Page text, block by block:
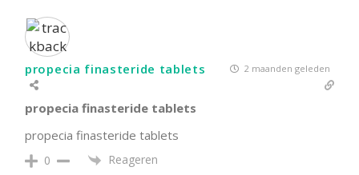
propecia finasteride tablets 2 maanden geleden
propecia finasteride tablets
propecia finasteride tablets
0 Reageren